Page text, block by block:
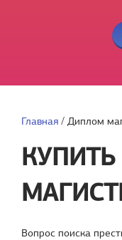
Главная / Диплом
Вопрос поиска